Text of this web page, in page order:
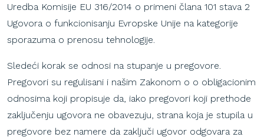
Uredba Komisije EU 316/2014 o primeni člana 101 stava 2
Ugovora o funkcionisanju Evropske Unije na kategorije
sporazuma o prenosu tehnologije.
Sledeći korak se odnosi na stupanje u pregovore.
Pregovori su regulisani i našim Zakonom o o obligacionim
odnosima koji propisuje da, iako pregovori koji prethode
zaključenju ugovora ne obavezuju, strana koja je stupila u
pregovore bez namere da zaključi ugovor odgovara za